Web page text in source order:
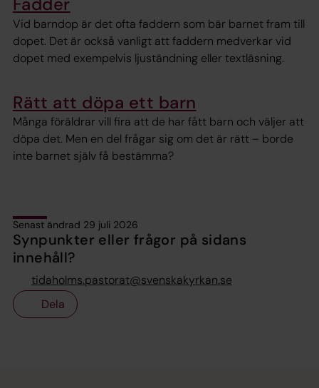
Vid barndop är det ofta faddern som bär barnet fram till
dopet. Det är också vanligt att faddern medverkar vid
dopet med exempelvis ljuständning eller textläsning.
Rätt att döpa ett barn
Många föräldrar vill fira att de har fått barn och väljer att
döpa det. Men en del frågar sig om det är rätt – borde
inte barnet själv få bestämma?
Senast ändrad 29 juli 2026
Synpunkter eller frågor på sidans
innehåll?
tidaholms.pastorat@svenskakyrkan.se
Dela